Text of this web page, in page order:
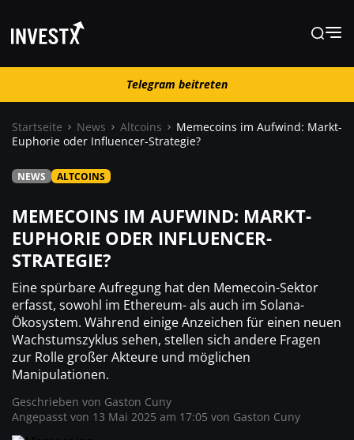
Telegram beitreten
Lernen
Trading
Wo kaufen ?
Casino
Telegram beitreten
Startseite News Altcoins
Memecoins im Aufwind: Markt-
Euphorie oder Influencer-Strategie?
NEWS ALTCOINS
MEMECOINS IM AUFWIND: MARKT-
EUPHORIE ODER INFLUENCER-
STRATEGIE?
Eine spürbare Aufregung hat den Memecoin-Sektor
erfasst, sowohl im Ethereum- als auch im Solana-
Ökosystem. Während einige Anzeichen für einen neuen
Wachstumszyklus sehen, stellen sich andere Fragen
zur Rolle großer Akteure und möglichen
Manipulationen.
Geschrieben von Gaston Cuny
Angepasst von 13 Mai 2025 am 17:05 von Gaston Cuny